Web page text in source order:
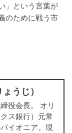
」という言葉が
のために戦う市
うじ）
役会長。 オリ
ス銀行）元常
イオニア。現